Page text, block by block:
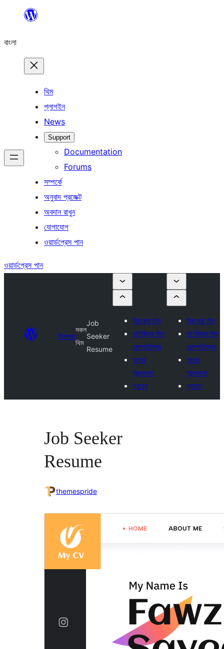
যান
বাংলা
থিম
প্লাগইন
News
Support
Documentation
Forums
সম্পর্কে
অনুবাদ প্রজেক্ট
অবদান রাখুন
যোগাযোগ
ওয়ার্ডপ্রেস পান
ওয়ার্ডপ্রেস পান
থিমসমূহ
সকল
থিম
Job
Seeker
Resume
থিম জমা দিন
বাণিজ্যিক থিম
কোম্পানিসমূহ
আমার
পছন্দগুলো
প্রবেশ
থিম জমা দিন
বাণিজ্যিক থিম
কোম্পানিসমূহ
আমার
পছন্দগুলো
প্রবেশ
Job Seeker
Resume
themespride